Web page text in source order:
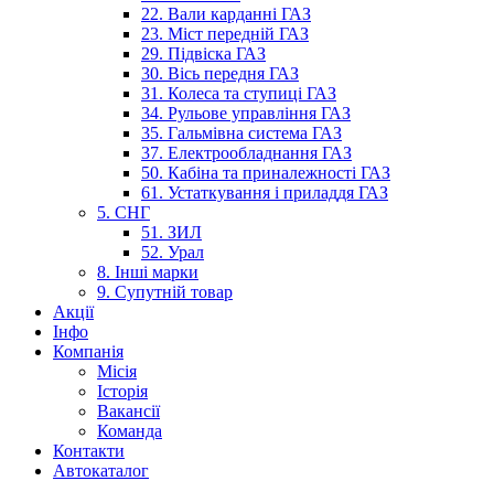
22. Вали карданні ГАЗ
23. Міст передній ГАЗ
29. Підвіска ГАЗ
30. Вісь передня ГАЗ
31. Колеса та ступиці ГАЗ
34. Рульове управління ГАЗ
35. Гальмівна система ГАЗ
37. Електрообладнання ГАЗ
50. Кабіна та приналежності ГАЗ
61. Устаткування і приладдя ГАЗ
5. СНГ
51. ЗИЛ
52. Урал
8. Інші марки
9. Супутній товар
Акції
Інфо
Компанія
Місія
Історія
Вакансії
Команда
Контакти
Автокаталог